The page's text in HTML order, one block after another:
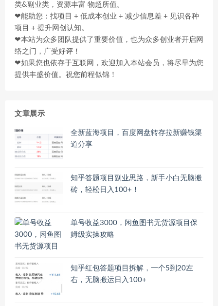
类&副业类，资源丰富 物超所值。
❤能助您：找项目 + 低成本创业 + 减少信息差 + 见识各种
项目 + 提升网创认知。
❤本站为众多团队提供了重要价值，也为众多创业者开启网
络之门，广受好评！
❤如果您也依存于互联网，欢迎加入本站会员，将尽早为您
提供丰盛价值。祝您前程似锦！
文章展示
全新蓝海项目，百度网盘转存拉新赚钱渠
道分享
知乎答题项目副业思路，新手小白无脑搬
砖，轻松日入100+！
单号收益3000，闲鱼图书无货源项目保
姆级实操攻略
知乎红包答题项目拆解，一个5到20左
右，无脑搬运日入100+